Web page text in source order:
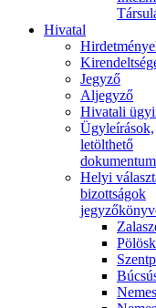
Hivatal
Jegyző
Aljegyző
Hivatali
Ügyleírások,
letölthető
Helyi
bizottságok